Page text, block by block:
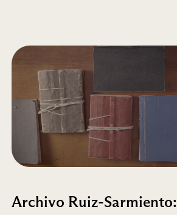
Archivo Ruiz-Sarmiento: